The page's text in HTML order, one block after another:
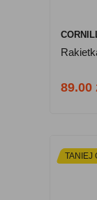
89.00
TANIEJ